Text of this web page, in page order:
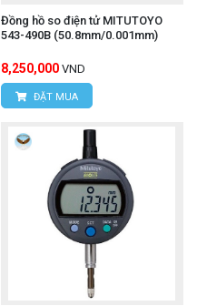
Đồng hồ so điện tử MITUTOYO
543-490B (50.8mm/0.001mm)
8,250,000 VND
ĐẶT MUA